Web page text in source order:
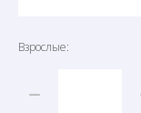
Взрослые: